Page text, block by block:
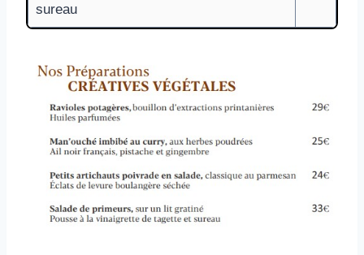
sureau